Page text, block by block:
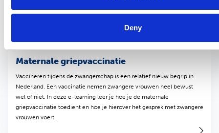
Deny
Maternale griepvaccinatie
Vaccineren tijdens de zwangerschap is een relatief nieuw begrip in
Nederland. Een vaccinatie nemen zwangere vrouwen heel bewust
wel of niet. In deze e-learning leer je hoe je de maternale
griepvaccinatie toedient en hoe je hierover het gesprek met zwangere
vrouwen voert.